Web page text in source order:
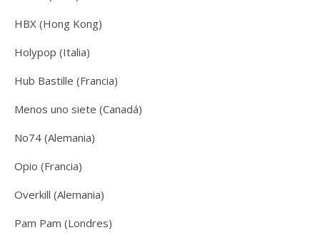
HBX (Hong Kong)
Holypop (Italia)
Hub Bastille (Francia)
Menos uno siete (Canadá)
No74 (Alemania)
Opio (Francia)
Overkill (Alemania)
Pam Pam (Londres)